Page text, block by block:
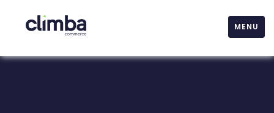
MENU